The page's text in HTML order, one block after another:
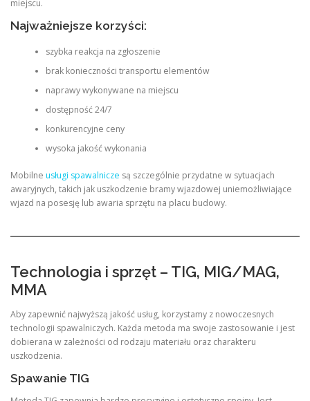
miejscu.
Najważniejsze korzyści:
szybka reakcja na zgłoszenie
brak konieczności transportu elementów
naprawy wykonywane na miejscu
dostępność 24/7
konkurencyjne ceny
wysoka jakość wykonania
Mobilne usługi spawalnicze są szczególnie przydatne w sytuacjach
awaryjnych, takich jak uszkodzenie bramy wjazdowej uniemożliwiające
wjazd na posesję lub awaria sprzętu na placu budowy.
Technologia i sprzęt – TIG, MIG/MAG,
MMA
Aby zapewnić najwyższą jakość usług, korzystamy z nowoczesnych
technologii spawalniczych. Każda metoda ma swoje zastosowanie i jest
dobierana w zależności od rodzaju materiału oraz charakteru
uszkodzenia.
Spawanie TIG